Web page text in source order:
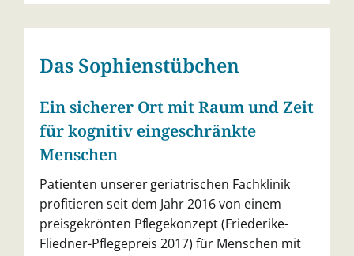
Das Sophienstübchen
Ein sicherer Ort mit Raum und Zeit
für kognitiv eingeschränkte
Menschen
Patienten unserer geriatrischen Fachklinik
profitieren seit dem Jahr 2016 von einem
preisgekrönten Pflegekonzept (Friederike-
Fliedner-Pflegepreis 2017) für Menschen mit